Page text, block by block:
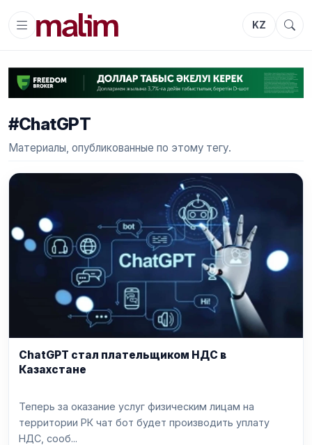
KZ
#ChatGPT
Материалы, опубликованные по этому тегу.
ChatGPT стал плательщиком НДС в
Казахстане
Теперь за оказание услуг физическим лицам на
территории РК чат бот будет производить уплату
НДС, сооб...